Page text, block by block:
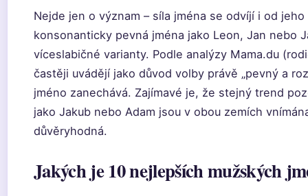
Nejde jen o význam – síla jména se odvíjí i od jeho
konsonanticky pevná jména jako Leon, Jan nebo
víceslabičné varianty. Podle analýzy Mama.du
častěji uvádějí jako důvod volby právě „pevný a
jméno zanechává. Zajímavé je, že stejný trend
jako Jakub nebo Adam jsou v obou zemích
důvěryhodná.
Jakých je 10 nejlepších mužských